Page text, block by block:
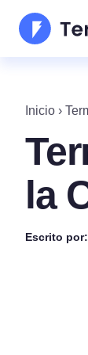
Inicio ›
la
Escrito por: